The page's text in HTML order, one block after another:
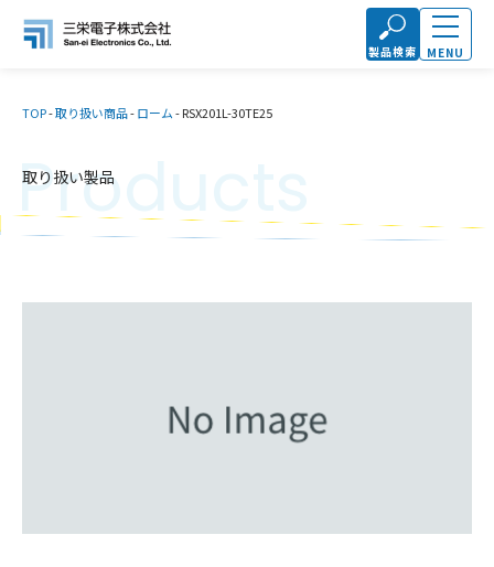
製品検索 MENU
TOP-取り扱い商品-ローム-RSX201L-30TE25
取り扱い製品
Products